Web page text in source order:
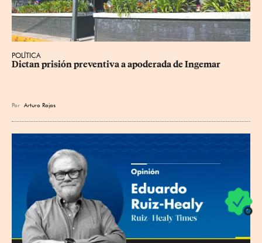
POLÍTICA
Dictan prisión preventiva a apoderada de Ingemar
Por Arturo Rojas